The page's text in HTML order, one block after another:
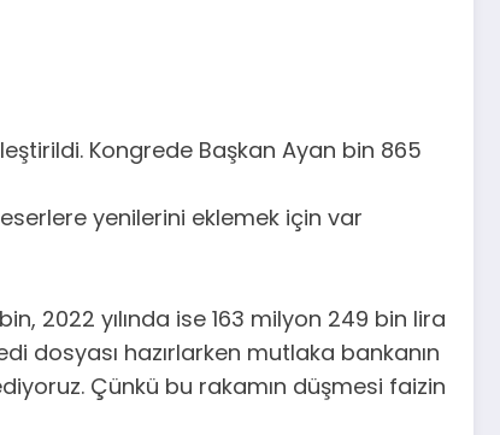
Kongrede Başkan Ayan bin 865
yenilerini eklemek için var
2022 yılında ise 163 milyon 249 bin lira
dosyası hazırlarken mutlaka bankanın
Çünkü bu rakamın düşmesi faizin